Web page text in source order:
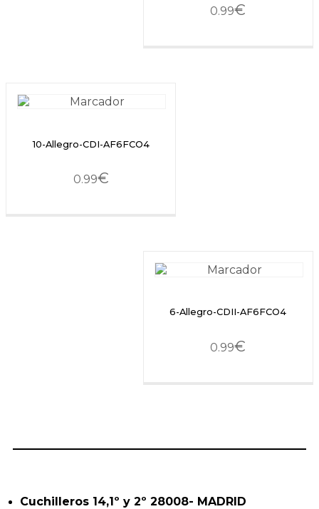
0.99€
10-Allegro-CDI-AF6FCO4
0.99€
6-Allegro-CDII-AF6FCO4
0.99€
Cuchilleros 14,1º y 2º 28008- MADRID